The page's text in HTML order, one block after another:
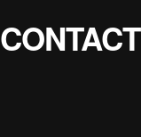
CONTACT